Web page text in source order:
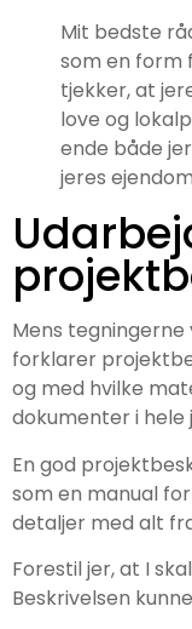
Mit bedste
som en form
tjekker, at
love og
ende både
jeres
Mens tegningerne
forklarer
og med hvilke
dokumenter i hele
En god
som en manual
detaljer med alt
Forestil jer, at I
Beskrivelsen